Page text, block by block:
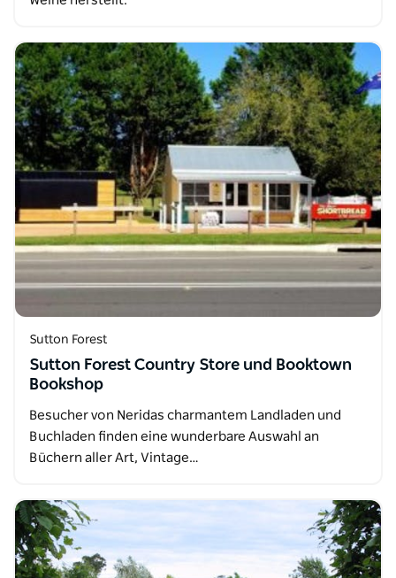
Sutton Forest
Sutton Forest Country Store und Booktown
Bookshop
Besucher von Neridas charmantem Landladen und
Buchladen finden eine wunderbare Auswahl an
Büchern aller Art, Vintage…